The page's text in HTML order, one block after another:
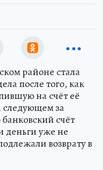
районе стала
после того, как
на счёт её
следующем за
счёт
деньги уже не
возврату в